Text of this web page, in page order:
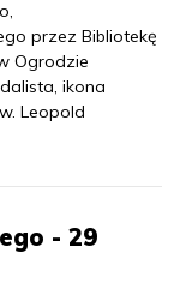
przez Bibliotekę
Ogrodzie
ikona
Leopold
- 29